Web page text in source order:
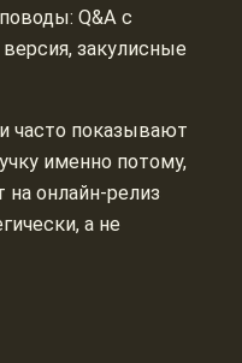
Q&A с
закулисные
часто показывают
именно потому,
онлайн-релиз
а не